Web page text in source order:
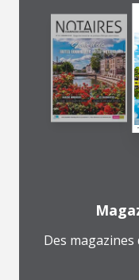
Des